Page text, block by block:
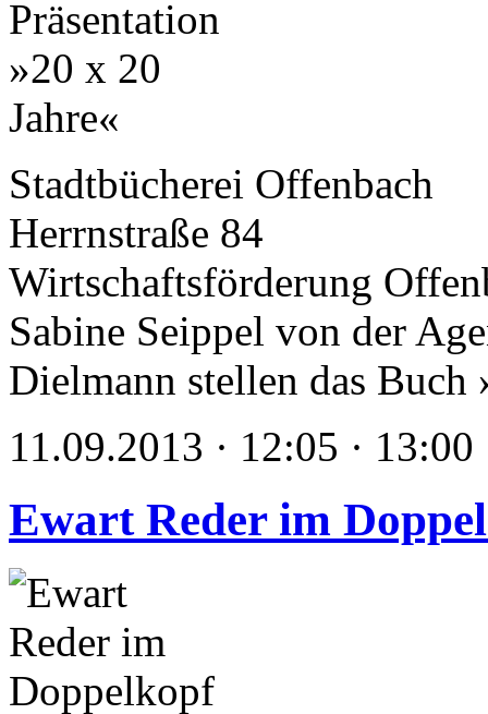
Stadtbücherei Offenbach
Herrnstraße 84
Wirtschaftsförderung
Sabine Seippel von der
Dielmann stellen das Buch
11.09.2013 · 12:05 · 13:00
Ewart Reder im